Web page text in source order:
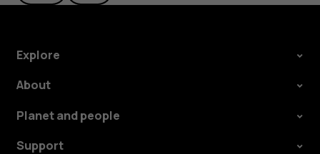
Explore
About
Planet and people
Support